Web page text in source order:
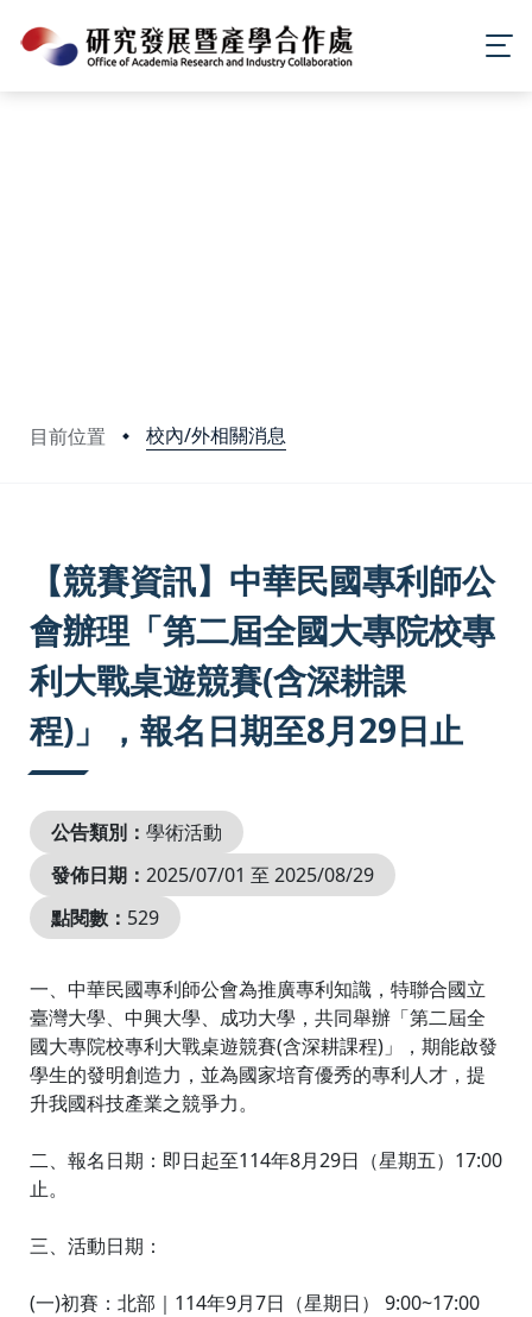
目前位置 校內/外相關消息
【競賽資訊】中華民國專利師公
會辦理「第二屆全國大專院校專
利大戰桌遊競賽(含深耕課
程)」，報名日期至8月29日止
公告類別： 學術活動
發佈日期： 2025/07/01 至 2025/08/29
點閱數： 529
一、中華民國專利師公會為推廣專利知識，特聯合國立
臺灣大學、中興大學、成功大學，共同舉辦「第二屆全
國大專院校專利大戰桌遊競賽(含深耕課程)」，期能啟發
學生的發明創造力，並為國家培育優秀的專利人才，提
升我國科技產業之競爭力。
二、報名日期：即日起至114年8月29日（星期五）17:00
止。
三、活動日期：
(一)初賽：北部｜114年9月7日（星期日） 9:00~17:00